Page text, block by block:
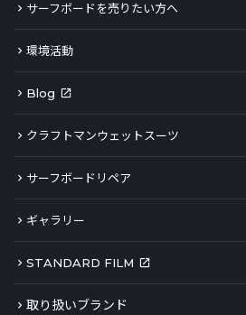
サーフボードを売りたい方へ
環境活動
Blog
クラフトマンウェットスーツ
サーフボードリペア
ギャラリー
STANDARD FILM
取り扱いブランド